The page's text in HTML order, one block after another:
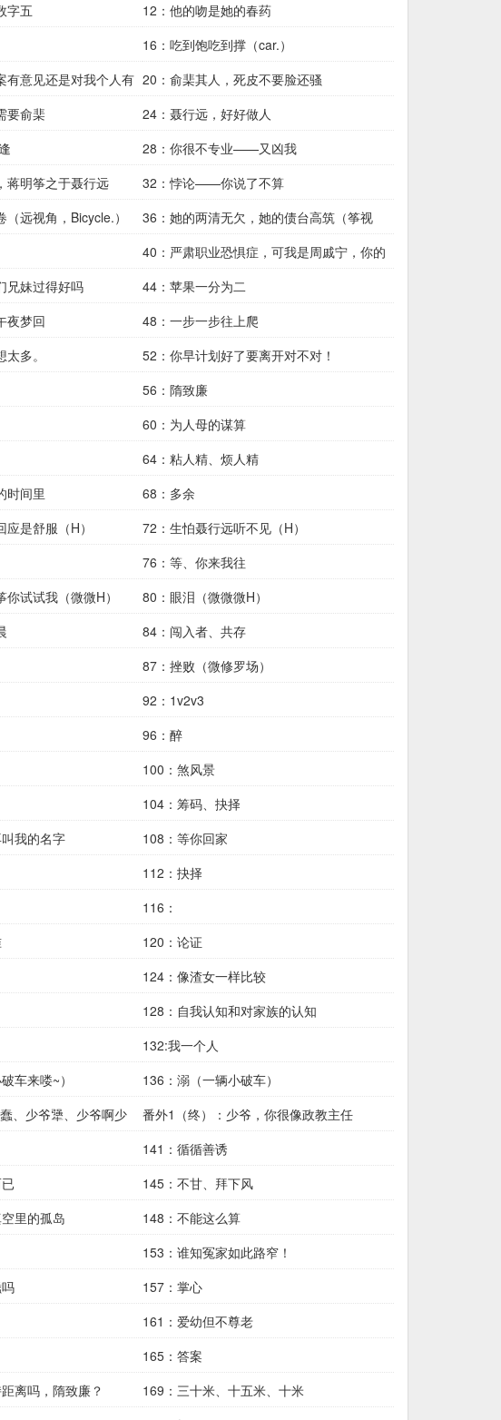
字五
12：他的吻是她的春药
16：吃到饱吃到撑（car.）
有意见还是对我个人有 20：俞棐其人，死皮不要脸还骚
要俞棐
24：聂行远，好好做人
28：你很不专业——又凶我
蒋明筝之于聂行远
32：悖论——你说了不算
远视角，Bicycle.）
36：她的两清无欠，她的债台高筑（筝视
角，
40：严肃职业恐惧症，可我是周戚宁，你的
朋
兄妹过得好吗
44：苹果一分为二
夜梦回
48：一步一步往上爬
多。
52：你早计划好了要离开对不对！
56：隋致廉
60：为人母的谋算
64：粘人精、烦人精
时间里
68：多余
是舒服（H）
72：生怕聂行远听不见（H）
76：等、你来我往
试试我（微微H）
80：眼泪（微微微H）
84：闯入者、共存
87：挫败（微修罗场）
92：1v2v3
96：醉
100：煞风景
104：筹码、抉择
我的名字
108：等你回家
112：抉择
116：
120：论证
124：像渣女一样比较
128：自我认知和对家族的认知
132:我一个人
车来喽~）
136：溺（一辆小破车）
、少爷犟、少爷啊少
番外1（终）：少爷，你很像政教主任
141：循循善诱
145：不甘、拜下风
里的孤岛
148：不能这么算
153：谁知冤家如此路窄！
157：掌心
161：爱幼但不尊老
165：答案
离吗，隋致廉？
169：三十米、十五米、十米